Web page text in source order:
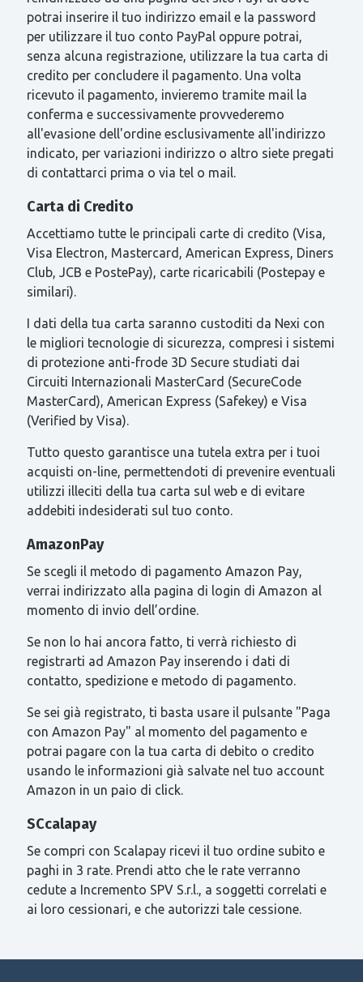
potrai inserire il tuo indirizzo email e la password
per utilizzare il tuo conto PayPal oppure potrai,
senza alcuna registrazione, utilizzare la tua carta di
credito per concludere il pagamento. Una volta
ricevuto il pagamento, invieremo tramite mail la
conferma e successivamente provvederemo
all'evasione dell'ordine esclusivamente all'indirizzo
indicato, per variazioni indirizzo o altro siete pregati
di contattarci prima o via tel o mail.
Carta di Credito
Accettiamo tutte le principali carte di credito (Visa,
Visa Electron, Mastercard, American Express, Diners
Club, JCB e PostePay), carte ricaricabili (Postepay e
similari).
I dati della tua carta saranno custoditi da Nexi con
le migliori tecnologie di sicurezza, compresi i sistemi
di protezione anti-frode 3D Secure studiati dai
Circuiti Internazionali MasterCard (SecureCode
MasterCard), American Express (Safekey) e Visa
(Verified by Visa).
Tutto questo garantisce una tutela extra per i tuoi
acquisti on-line, permettendoti di prevenire eventuali
utilizzi illeciti della tua carta sul web e di evitare
addebiti indesiderati sul tuo conto.
AmazonPay
Se scegli il metodo di pagamento Amazon Pay,
verrai indirizzato alla pagina di login di Amazon al
momento di invio dell’ordine.
Se non lo hai ancora fatto, ti verrà richiesto di
registrarti ad Amazon Pay inserendo i dati di
contatto, spedizione e metodo di pagamento.
Se sei già registrato, ti basta usare il pulsante "Paga
con Amazon Pay" al momento del pagamento e
potrai pagare con la tua carta di debito o credito
usando le informazioni già salvate nel tuo account
Amazon in un paio di click.
SCcalapay
Se compri con Scalapay ricevi il tuo ordine subito e
paghi in 3 rate. Prendi atto che le rate verranno
cedute a Incremento SPV S.r.l., a soggetti correlati e
ai loro cessionari, e che autorizzi tale cessione.